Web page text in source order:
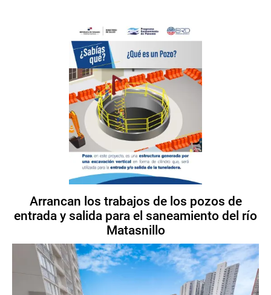
Arrancan los trabajos de los pozos de
entrada y salida para el saneamiento del río
Matasnillo